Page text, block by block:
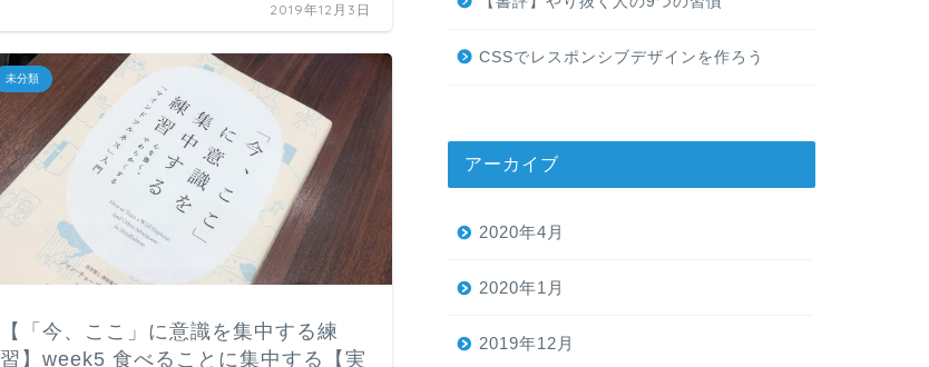
2019年12月3日
未分類
【「今、ここ」に意識を集中する練
習】week5 食べることに集中する【実
CSSでレスポンシブデザインを作ろう
アーカイブ
2020年4月
2020年1月
2019年12月